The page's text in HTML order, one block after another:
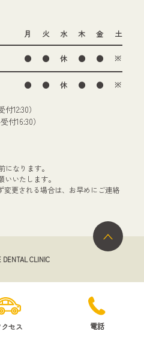
月 火 水 木 金 土
● ● 休 ● ● ※
● ● 休 ● ● ※
12:30）
付16:30）
になります。
いいたします。
変更される場合は、お早めにご連絡
CLINIC
セス 電話